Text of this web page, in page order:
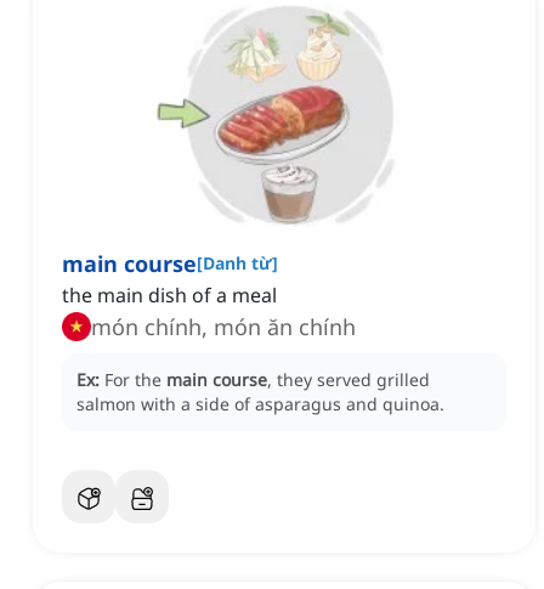
main course[Danh từ]
the main dish of a meal
món chính, món ăn chính
Ex: For the main course, they served grilled
salmon with a side of asparagus and quinoa.